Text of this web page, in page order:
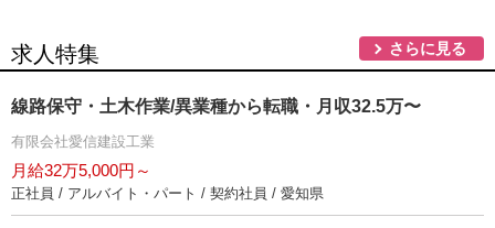
求人特集 さらに見る
線路保守・土木作業/異業種から転職・月収32.5万〜
有限会社愛信建設工業
月給32万5,000円～
正社員 / アルバイト・パート / 契約社員 / 愛知県